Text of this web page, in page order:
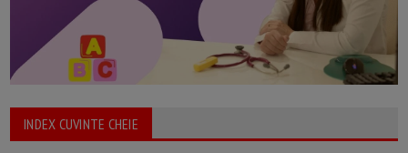
INDEX CUVINTE CHEIE